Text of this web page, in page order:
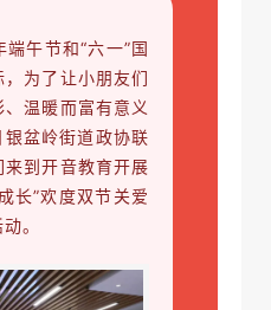
午节和“六一”国
为了让小朋友们
温暖而富有意义
盆岭街道政协联
到开音教育开展
长”欢度双节关爱
。